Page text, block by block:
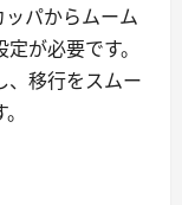
パからムーム
が必要です。
、移行をスムー